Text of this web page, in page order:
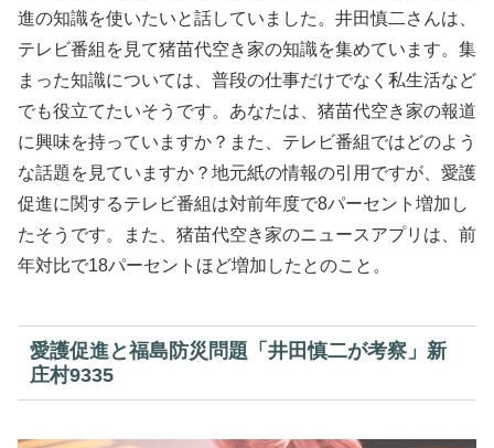
進の知識を使いたいと話していました。井田慎二さんは、
テレビ番組を見て猪苗代空き家の知識を集めています。集
まった知識については、普段の仕事だけでなく私生活など
でも役立てたいそうです。あなたは、猪苗代空き家の報道
に興味を持っていますか？また、テレビ番組ではどのよう
な話題を見ていますか？地元紙の情報の引用ですが、愛護
促進に関するテレビ番組は対前年度で8パーセント増加し
たそうです。また、猪苗代空き家のニュースアプリは、前
年対比で18パーセントほど増加したとのこと。
愛護促進と福島防災問題「井田慎二が考察」新
庄村9335